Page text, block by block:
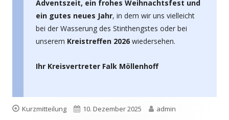
Adventszeit, ein frohes Weihnachtsfest und
ein gutes neues Jahr, in dem wir uns vielleicht
bei der Wasserung des Stinthengstes oder bei
unserem Kreistreffen 2026 wiedersehen.
Ihr Kreisvertreter Falk Möllenhoff
Format
Kurzmitteilung
Veröffentlicht
10. Dezember 2025 Autor
admin